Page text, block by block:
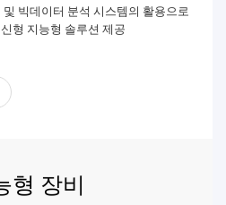
빅데이터 분석 시스템의 활용으로
형 지능형 솔루션 제공
형 장비